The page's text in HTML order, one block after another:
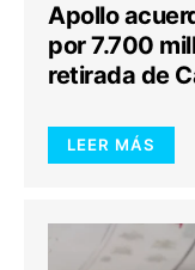
Apollo
por 7.700
retirada de
LEER MÁS